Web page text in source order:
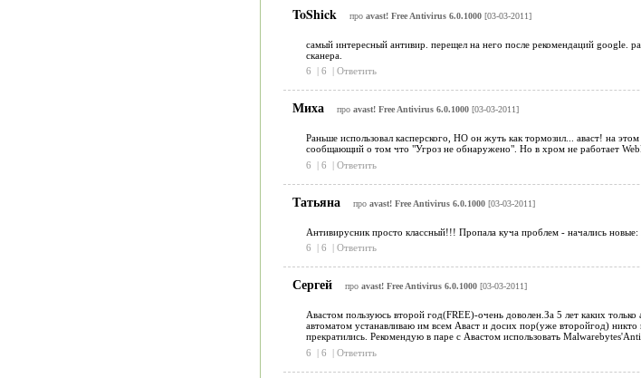
ToShick про avast! Free Antivirus 6.0.1000[03-03-2011]
самый интересный антивир. перещел на него после рекомендаций google.
сканера.
6
| 6 | Ответить
Миха про avast! Free Antivirus 6.0.1000[03-03-2011]
Раньше использовал касперского, НО он жуть как тормозил... аваст! на
сообщающий о том что "Угроз не обнаружено". Но в хром не работает
6
| 6 | Ответить
Татьяна про avast! Free Antivirus 6.0.1000[03-03-2011]
Антивирусник просто классный!!! Пропала куча проблем - начались
6
| 6 | Ответить
Сергей про avast! Free Antivirus 6.0.1000[03-03-2011]
Авастом пользуюсь второй год(FREE)-очень доволен.За 5 лет каких
автоматом устанавливаю им всем Аваст и досих пор(уже второйгод)
прекратились. Рекомендую в паре с Авастом использовать
6
| 6 | Ответить